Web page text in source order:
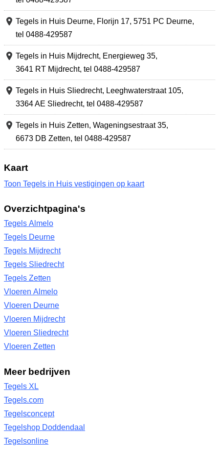
Tegels in Huis Deurne, Florijn 17, 5751 PC Deurne,
tel 0488-429587
Tegels in Huis Mijdrecht, Energieweg 35,
3641 RT Mijdrecht, tel 0488-429587
Tegels in Huis Sliedrecht, Leeghwaterstraat 105,
3364 AE Sliedrecht, tel 0488-429587
Tegels in Huis Zetten, Wageningsestraat 35,
6673 DB Zetten, tel 0488-429587
Kaart
Toon Tegels in Huis vestigingen op kaart
Overzichtpagina's
Tegels Almelo
Tegels Deurne
Tegels Mijdrecht
Tegels Sliedrecht
Tegels Zetten
Vloeren Almelo
Vloeren Deurne
Vloeren Mijdrecht
Vloeren Sliedrecht
Vloeren Zetten
Meer bedrijven
Tegels XL
Tegels.com
Tegelsconcept
Tegelshop Doddendaal
Tegelsonline